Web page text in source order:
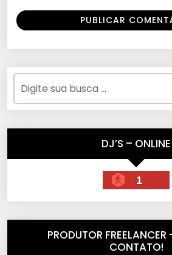
DJ’S – ONLINE
1
PRODUTOR FREELANCER
CONTATO!